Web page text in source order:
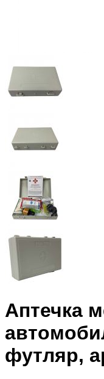
Аптечка
футляр,